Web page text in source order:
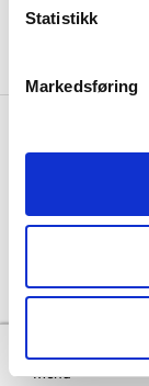
Statistikk
Markedsføring
Menu